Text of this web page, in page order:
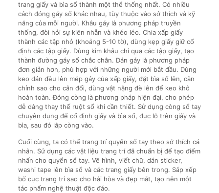
trang giấy và bìa sổ thành một thể thống nhất. Có nhiều
cách đóng gáy sổ khác nhau, tùy thuộc vào sở thích và kỹ
năng của mỗi người. Khâu gáy là phương pháp truyền
thống, đòi hỏi sự kiên nhẫn và khéo léo. Chia xấp giấy
thành các tập nhỏ (khoảng 5-10 tờ), dùng kẹp giấy giữ cố
định các tập giấy. Dùng kim khâu chỉ qua các tập giấy, tạo
thành đường gáy sổ chắc chắn. Dán gáy là phương pháp
đơn giản hơn, phù hợp với những người mới bắt đầu. Dùng
keo dán đều lên mép gáy của xấp giấy, đặt bìa sổ lên, căn
chỉnh sao cho cân đối, dùng vật nặng đè lên để keo khô
hoàn toàn. Đóng còng là phương pháp hiện đại, cho phép
dễ dàng thay thế ruột sổ khi cần thiết. Sử dụng còng sổ tay
chuyên dụng để cố định giấy và bìa sổ, đục lỗ trên giấy và
bìa, sau đó lắp còng vào.
Cuối cùng, ta có thể trang trí quyển sổ tay theo sở thích cá
nhân. Sử dụng các vật liệu trang trí đã chuẩn bị để tạo điểm
nhấn cho quyển sổ tay. Vẽ hình, viết chữ, dán sticker,
washi tape lên bìa sổ và các trang giấy bên trong. Sắp xếp
bố cục trang trí sao cho hài hòa và đẹp mắt, tạo nên một
tác phẩm nghệ thuật độc đáo.